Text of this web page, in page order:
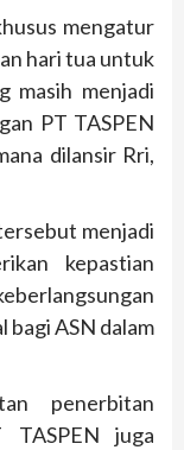
mengatur
hari tua untuk
masih menjadi
PT TASPEN
dilansir Rri,
menjadi
kepastian
bagi ASN dalam
penerbitan
TASPEN juga